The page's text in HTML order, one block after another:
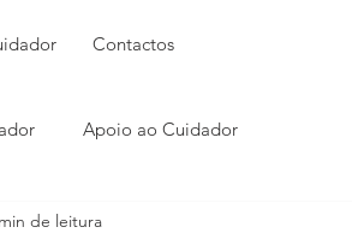
Contactos
Apoio ao Cuidador
de leitura